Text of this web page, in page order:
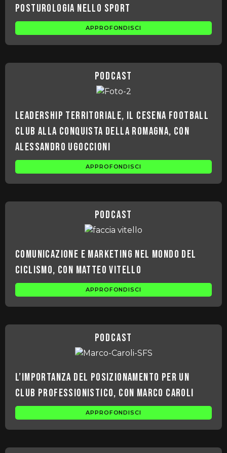
Posturologia nello sport
APPROFONDISCI
podcast
Leadership territoriale, il Cesena football
club alla conquista della Romagna, con
Alessandro Ugoccioni
APPROFONDISCI
podcast
Comunicazione e marketing nel mondo del
ciclismo, con Matteo Vitello
APPROFONDISCI
podcast
L’importanza del posizionamento per un
club professionistico, con Marco Caroli
APPROFONDISCI